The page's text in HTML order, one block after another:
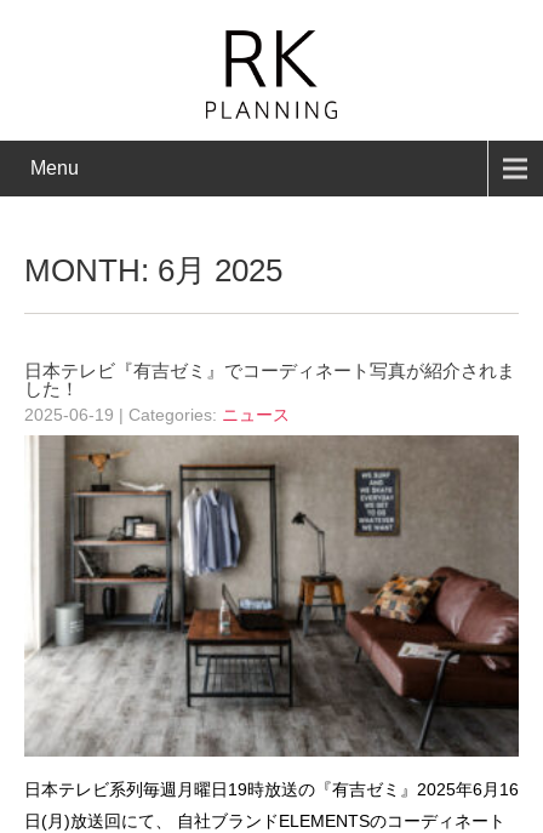
Menu
MONTH: 6月 2025
⽇本テレビ『有吉ゼミ』でコーディネート写真が紹介されま
した！
2025-06-19 | Categories: ニュース
⽇本テレビ系列毎週月曜日19時放送の『有吉ゼミ』2025年6⽉16
⽇(月)放送回にて、 自社ブランドELEMENTSのコーディネート